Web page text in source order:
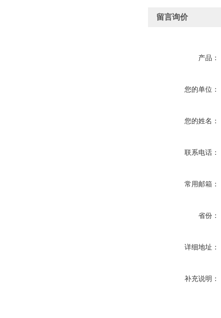
留言询价
产品：
您的单位：
您的姓名：
联系电话：
常用邮箱：
省份：
详细地址：
补充说明：